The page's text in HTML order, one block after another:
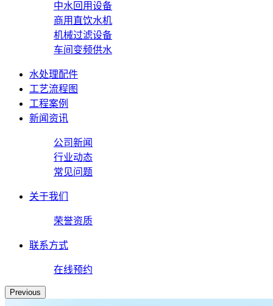
中水回用设备
商用直饮水机
机械过滤设备
车间变频供水
水处理配件
工艺流程图
工程案例
新闻资讯
公司新闻
行业动态
常见问题
关于我们
荣誉资质
联系方式
在线预约
Previous